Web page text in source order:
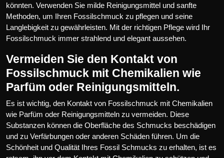
könnten. Verwenden Sie milde Reinigungsmittel und sanfte
Methoden, um Ihren Fossilschmuck zu pflegen und seine
Langlebigkeit zu gewährleisten. Mit der richtigen Pflege wird Ihr
Fossilschmuck immer strahlend und elegant aussehen.
Vermeiden Sie den Kontakt von
Fossilschmuck mit Chemikalien wie
Parfüm oder Reinigungsmitteln.
Es ist wichtig, den Kontakt von Fossilschmuck mit Chemikalien
wie Parfüm oder Reinigungsmitteln zu vermeiden. Diese
Substanzen können die Oberfläche des Schmucks beschädigen
und zu Verfärbungen oder anderen Schäden führen. Um die
Schönheit und Qualität Ihres Fossil Schmucks zu erhalten, ist es